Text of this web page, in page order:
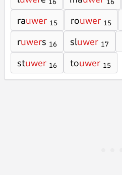
rauwer 15 rouwer 15
ruwers 16 sluwer 17
stuwer 16 touwer 15